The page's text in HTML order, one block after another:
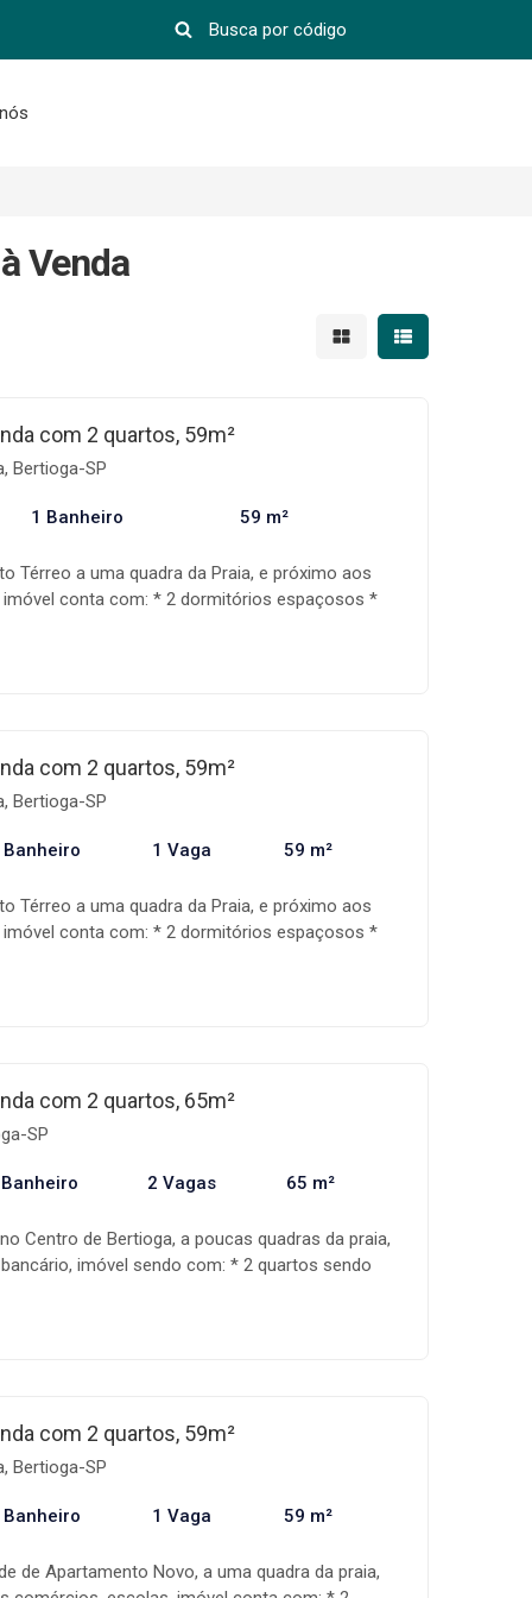
Venda
Mostrar resultados em
Mostrar
com 2 quartos, 59m²
Bertioga-SP
1 Banheiro 59 m²
Térreo a uma quadra da Praia, e próximo aos
conta com: * 2 dormitórios espaçosos *
de garagem coberta * Condomínio com duas
auxiliando assim na realização do seu
e disponibilidade dos imóveis estão
aviso prévio.
com 2 quartos, 59m²
Bertioga-SP
Banheiro 1 Vaga 59 m²
Térreo a uma quadra da Praia, e próximo aos
conta com: * 2 dormitórios espaçosos *
de garagem coberta * Condomínio com duas
auxiliando assim na realização do seu
e disponibilidade dos imóveis estão
aviso prévio.
com 2 quartos, 65m²
SP
2 Vagas 65 m²
Centro de Bertioga, a poucas quadras da praia,
imóvel sendo com: * 2 quartos sendo
* 2 vagas de garagem * Condomínio com
fase de negociação, auxiliando assim na
Os valores, condições e disponibilidade dos
a alteração sem aviso prévio.
com 2 quartos, 59m²
Bertioga-SP
Banheiro 1 Vaga 59 m²
de Apartamento Novo, a uma quadra da praia,